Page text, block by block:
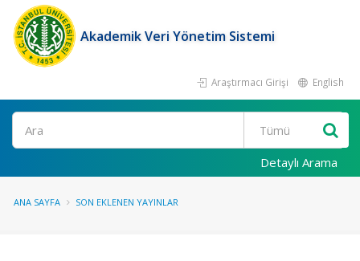
Akademik Veri Yönetim Sistemi
Araştırmacı Girişi English
Ara
Detaylı Arama
ANA SAYFA SON EKLENEN YAYINLAR